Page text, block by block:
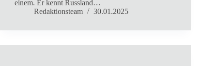
einem. Er kennt Russland…
Redaktionsteam
30.01.2025